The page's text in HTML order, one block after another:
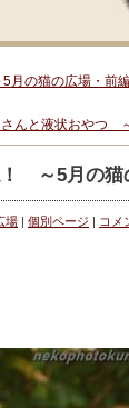
月の猫の広場・前
んと液状おやつ
～5月の猫
場 | 個別ページ | コメ